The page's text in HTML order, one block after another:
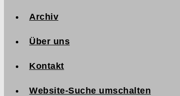
Archiv
Über uns
Kontakt
Website-Suche umschalten